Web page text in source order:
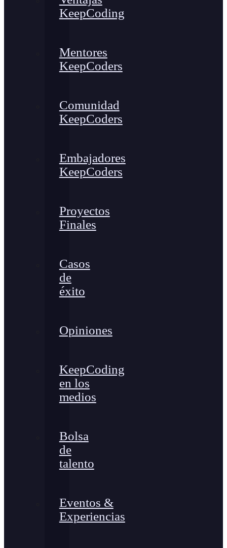
KeepCoding
Mentores
KeepCoders
Comunidad
KeepCoders
Embajadores
KeepCoders
Proyectos
Finales
Casos
de
éxito
Opiniones
KeepCoding
en los
medios
Bolsa
de
talento
Eventos &
Experiencias